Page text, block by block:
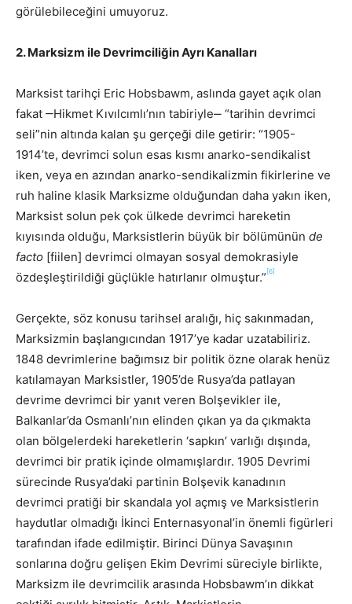
görülebileceğini umuyoruz.
2. Marksizm ile Devrimciliğin Ayrı Kanalları
Marksist tarihçi Eric Hobsbawm, aslında gayet açık olan
fakat ‒Hikmet Kıvılcımlı’nın tabiriyle‒ “tarihin devrimci
seli”nin altında kalan şu gerçeği dile getirir: “1905-
1914’te, devrimci solun esas kısmı anarko-sendikalist
iken, veya en azından anarko-sendikalizmin fikirlerine ve
ruh haline klasik Marksizme olduğundan daha yakın iken,
Marksist solun pek çok ülkede devrimci hareketin
kıyısında olduğu, Marksistlerin büyük bir bölümünün de
facto [fiilen] devrimci olmayan sosyal demokrasiyle
özdeşleştirildiği güçlükle hatırlanır olmuştur.” [6]
Gerçekte, söz konusu tarihsel aralığı, hiç sakınmadan,
Marksizmin başlangıcından 1917’ye kadar uzatabiliriz.
1848 devrimlerine bağımsız bir politik özne olarak henüz
katılamayan Marksistler, 1905’de Rusya’da patlayan
devrime devrimci bir yanıt veren Bolşevikler ile,
Balkanlar’da Osmanlı’nın elinden çıkan ya da çıkmakta
olan bölgelerdeki hareketlerin ‘sapkın’ varlığı dışında,
devrimci bir pratik içinde olmamışlardır. 1905 Devrimi
sürecinde Rusya’daki partinin Bolşevik kanadının
devrimci pratiği bir skandala yol açmış ve Marksistlerin
haydutlar olmadığı İkinci Enternasyonal’in önemli figürleri
tarafından ifade edilmiştir. Birinci Dünya Savaşının
sonlarına doğru gelişen Ekim Devrimi süreciyle birlikte,
Marksizm ile devrimcilik arasında Hobsbawm’ın dikkat